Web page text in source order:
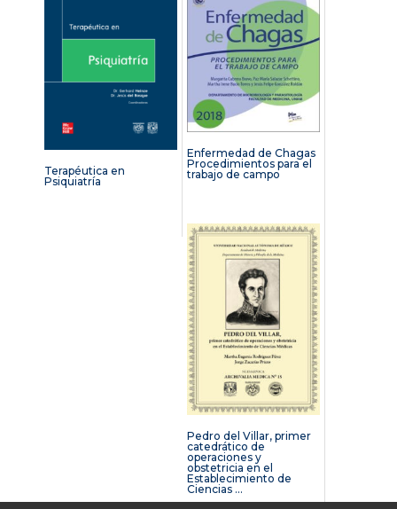
Terapéutica en
Psiquiatría
Enfermedad de Chagas
Procedimientos para el
trabajo de campo
Pedro del Villar, primer
catedrático de
operaciones y
obstetricia en el
Establecimiento de
Ciencias ...